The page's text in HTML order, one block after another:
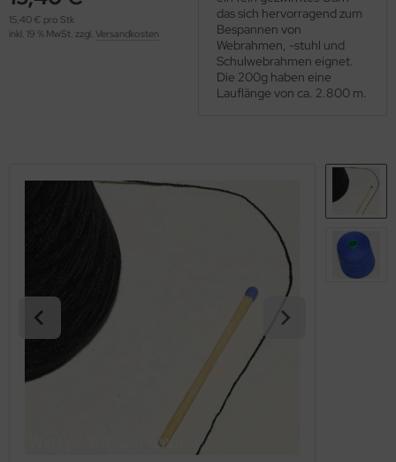
15,40 € pro Stk
inkl. 19 % MwSt. zzgl. Versandkosten
das sich hervorragend zum
Bespannen von
Webrahmen, -stuhl und
Schulwebrahmen eignet.
Die 200g haben eine
Lauflänge von ca. 2.800 m.